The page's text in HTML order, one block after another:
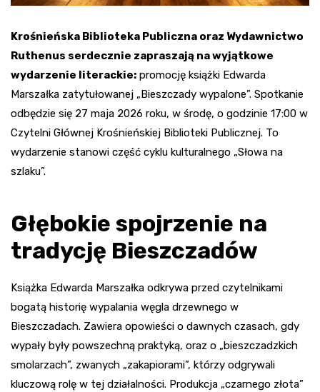
Krośnieńska Biblioteka Publiczna oraz Wydawnictwo
Ruthenus serdecznie zapraszają na wyjątkowe
wydarzenie literackie: promocję książki Edwarda
Marszałka zatytułowanej „Bieszczady wypalone”. Spotkanie
odbędzie się 27 maja 2026 roku, w środę, o godzinie 17:00 w
Czytelni Głównej Krośnieńskiej Biblioteki Publicznej. To
wydarzenie stanowi część cyklu kulturalnego „Słowa na
szlaku”.
Głębokie spojrzenie na
tradycję Bieszczadów
Książka Edwarda Marszałka odkrywa przed czytelnikami
bogatą historię wypalania węgla drzewnego w
Bieszczadach. Zawiera opowieści o dawnych czasach, gdy
wypały były powszechną praktyką, oraz o „bieszczadzkich
smolarzach”, zwanych „zakapiorami”, którzy odgrywali
kluczową rolę w tej działalności. Produkcja „czarnego złota”